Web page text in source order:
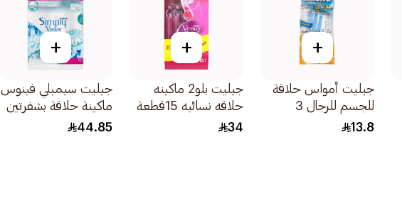
+
جيليت أمواس حلاقة
للجسم للرجال 3
شفرات 1علبة
13.8
+
جيليت بلو2 ماكينه
حلاقه نسائيه 15قطعة
34
+
جيليت سيمبلي فينوس
ماكينة حلاقة بشفرتين
للنساء 12قطعة
44.85